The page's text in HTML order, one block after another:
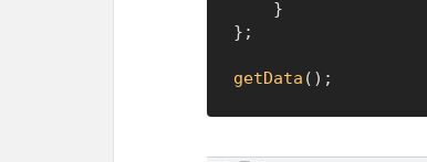
};
getData